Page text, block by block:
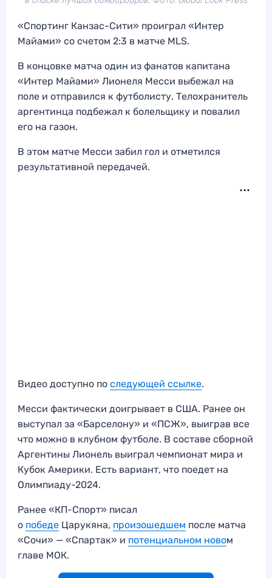
«Спортинг Канзас-Сити» проиграл «Интер
Майами» со счетом 2:3 в матче MLS.
В концовке матча один из фанатов капитана
«Интер Майами» Лионеля Месси выбежал на
поле и отправился к футболисту. Телохранитель
аргентинца подбежал к болельщику и повалил
его на газон.
В этом матче Месси забил гол и отметился
результативной передачей.
Видео доступно по следующей ссылке.
Месси фактически доигрывает в США. Ранее он
выступал за «Барселону» и «ПСЖ», выиграв все
что можно в клубном футболе. В составе сборной
Аргентины Лионель выиграл чемпионат мира и
Кубок Америки. Есть вариант, что поедет на
Олимпиаду-2024.
Ранее «КП-Спорт» писал
о победе Царукяна, произошедшем после матча
«Сочи» — «Спартак» и потенциальном новом
главе МОК.